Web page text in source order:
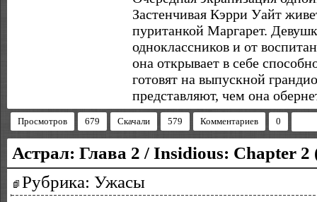
Застенчивая Кэрри Уайт
пуританкой Маргарет.
одноклассников и от
она открывает в себе
готовят на выпускной
представляют, чем она
Просмотров 679 Скачали 579 Комментариев 0
Астрал: Глава 2 / Insidious: Chapter
Рубрика: Ужасы